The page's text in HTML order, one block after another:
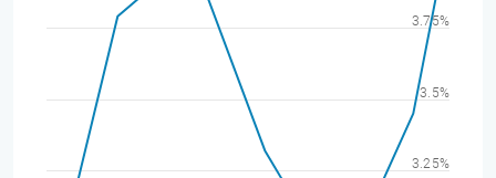
3.25%
3.5%
3.75%